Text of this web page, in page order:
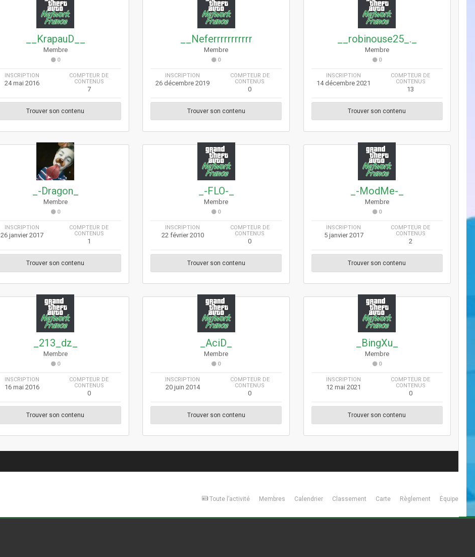
__KrapauD__
Membre
0
INSCRIPTION
24 mai 2016
COMPTEUR DE
CONTENUS
7
Trouver son contenu
__Neferrrrrrrrrrr
Membre
0
INSCRIPTION
26 décembre 2019
COMPTEUR DE
CONTENUS
0
Trouver son contenu
__robinouse25_._
Membre
0
INSCRIPTION
14 décembre 2021
COMPTEUR DE
CONTENUS
13
Trouver son contenu
_-Dragon_
Membre
0
INSCRIPTION
26 janvier 2017
COMPTEUR DE
CONTENUS
1
Trouver son contenu
_-FLO-_
Membre
0
INSCRIPTION
22 février 2010
COMPTEUR DE
CONTENUS
0
Trouver son contenu
_-ModMe-_
Membre
0
INSCRIPTION
5 janvier 2017
COMPTEUR DE
CONTENUS
2
Trouver son contenu
_213_dz_
Membre
0
INSCRIPTION
16 mai 2016
COMPTEUR DE
CONTENUS
0
Trouver son contenu
_AciD_
Membre
0
INSCRIPTION
20 juin 2014
COMPTEUR DE
CONTENUS
0
Trouver son contenu
_BingXu_
Membre
0
INSCRIPTION
12 mai 2021
COMPTEUR DE
CONTENUS
0
Trouver son contenu
Toute l’activité Membres Calendrier Classement Carte Règlement Équipe